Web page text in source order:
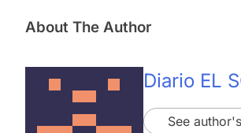
About The Author
Diario EL
See